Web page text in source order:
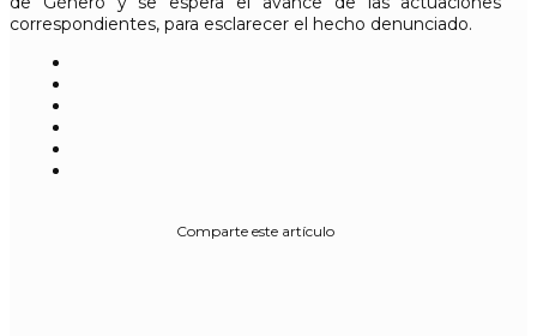
correspondientes, para esclarecer el hecho denunciado.
Comparte este artículo